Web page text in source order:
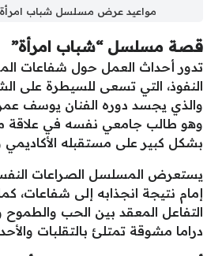
مواعيد عرض مسلسل شباب امرأة
قصة مسلسل “شباب امرأة”
تدور أحداث العمل حول شفاعات
النفوذ، التي تسعى للسيطرة على
والذي يجسد دوره الفنان يوسف
وهو طالب جامعي نفسه في علاقة
بشكل كبير على مستقبله
يستعرض المسلسل الصراعات
إمام نتيجة انجذابه إلى شفاعات،
التفاعل المعقد بين الحب والطموح
دراما مشوقة تمتلئ بالتقلبات